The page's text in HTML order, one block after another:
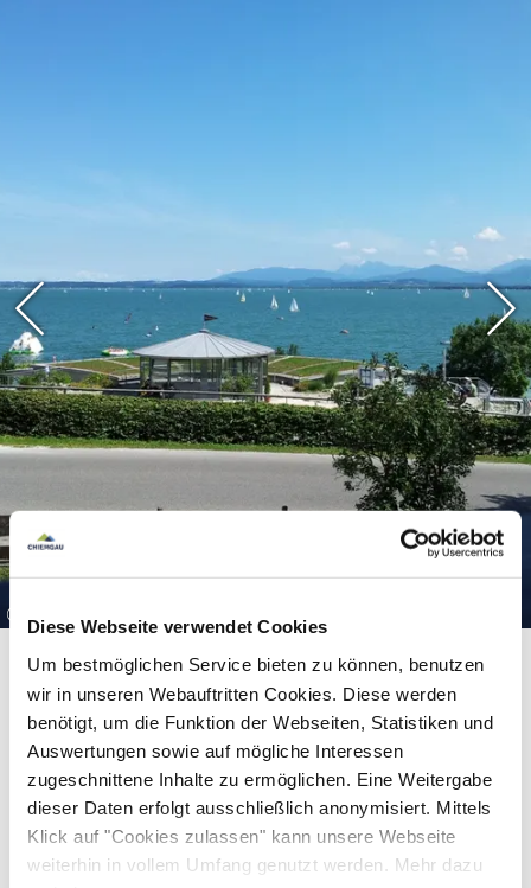
Diese Webseite verwendet Cookies
Um bestmöglichen Service bieten zu können, benutzen
wir in unseren Webauftritten Cookies. Diese werden
benötigt, um die Funktion der Webseiten, Statistiken und
Auswertungen sowie auf mögliche Interessen
zugeschnittene Inhalte zu ermöglichen. Eine Weitergabe
dieser Daten erfolgt ausschließlich anonymisiert. Mittels
Klick auf "Cookies zulassen" kann unsere Webseite
weiterhin in vollem Umfang genutzt werden. Mehr dazu
©
Equipment & information